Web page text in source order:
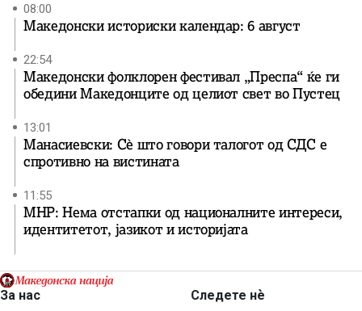
08:00
Македонски историски календар: 6 август
22:54
Македонски фолклорен фестивал „Преспа“ ќе ги
обедини Македонците од целиот свет во Пустец
13:01
Манасиевски: Сè што говори талогот од СДС е
спротивно на вистината
11:55
МНР: Нема отстапки од националните интереси,
идентитетот, јазикот и историјата
За нас
Следете нѐ